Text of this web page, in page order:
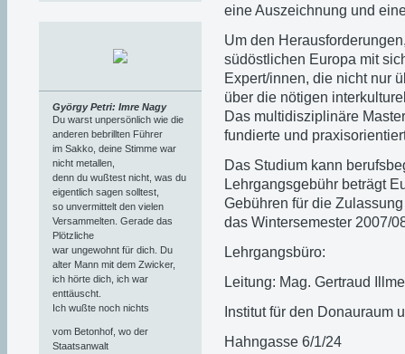
eine Auszeichnung und
Um den
südöstlichen Europa mit
Expert/innen, die nicht nur
über die nötigen
Das multidisziplinäre
fundierte und
Das Studium kann
Lehrgangsgebühr beträgt
Gebühren für die
das Wintersemester 2007/
Lehrgangsbüro:
Leitung: Mag. Gertraud
Institut für den Donauraum
Hahngasse 6/1/24
György Petri: Imre Nagy
Du warst unpersönlich wie die
anderen bebrillten Führer
im Sakko, deine Stimme war
nicht metallen,
denn du wußtest nicht, was du
eigentlich sagen solltest,
so unvermittelt den vielen
Versammelten. Gerade das
Plötzliche
war ungewohnt für dich. Du
alter Mann mit dem Zwicker,
ich hörte dich, ich war
enttäuscht.
Ich wußte noch nichts
vom Betonhof, wo der
Staatsanwalt